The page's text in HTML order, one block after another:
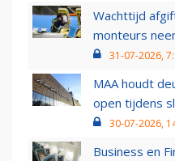
Wachttijd
monteurs
31-07-2026,
MAA houdt
open tijdens
30-07-2026,
Business en